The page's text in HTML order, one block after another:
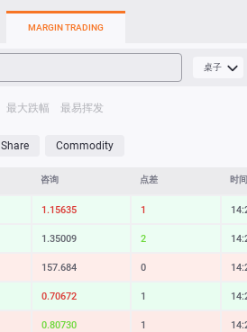
交易平台
Heatmap
MARGIN TRADING
桌子
最大跌幅 最易挥发
Share Commodity
咨询 点差 时间
1.15635 1
1.35009 2
157.684 0
0.70672 1
0.80730 1